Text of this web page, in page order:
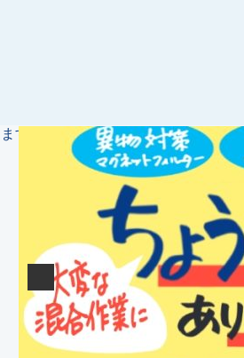
す！作ります！
化学、医薬など実験や試作に便